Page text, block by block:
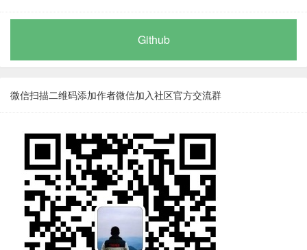
Github
微信扫描二维码添加作者微信加入社区官方交流群